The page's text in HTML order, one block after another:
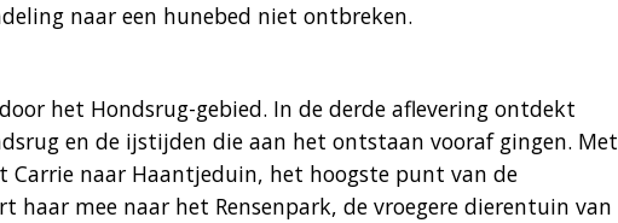
naar een hunebed niet ontbreken.
het Hondsrug-gebied. In de derde aflevering ontdekt
en de ijstijden die aan het ontstaan vooraf gingen. Met
Carrie naar Haantjeduin, het hoogste punt van de
haar mee naar het Rensenpark, de vroegere dierentuin van